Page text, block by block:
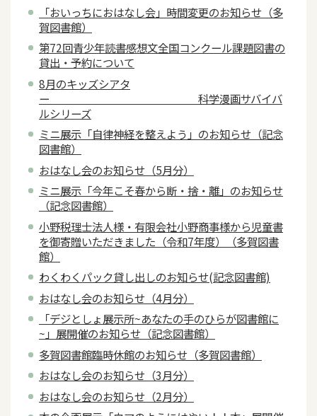
「おいっちにおはなし会」時間変更のお知らせ（多
賀図書館）
第72回青少年読書感想文全国コンクール課題図書の
貸出・予約について
8月のキッズシアタ
ー 科学漫画サバイバ
ルシリーズ
ミニ展示「自律神経を整えよう」のお知らせ（記念
図書館）
おはなし会のお知らせ（5月分）
ミニ展示「今年こそ春から断・捨・離」のお知らせ
（記念図書館）
小野税理士法人様・有限会社小野商事様から児童書
を御寄贈いただきました（令和7年度）（多賀図書
館）
わくわくパック貸し出しのお知らせ(記念図書館)
おはなし会のお知らせ（4月分）
「デジとしょ展示所~あなたの手のひらが図書館に
~」展開催のお知らせ（記念図書館）
多賀図書館臨時休館のお知らせ（多賀図書館）
おはなし会のお知らせ（3月分）
おはなし会のお知らせ（2月分）